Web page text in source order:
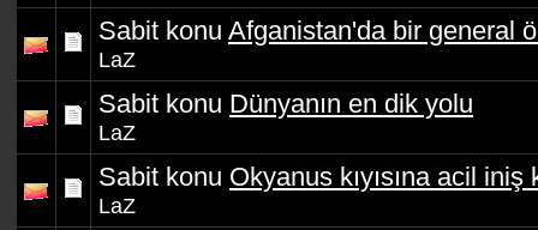
Sabit konu Afganistan'da bir general
LaZ
Sabit konu Dünyanın en dik yolu
LaZ
Sabit konu Okyanus kıyısına acil
LaZ